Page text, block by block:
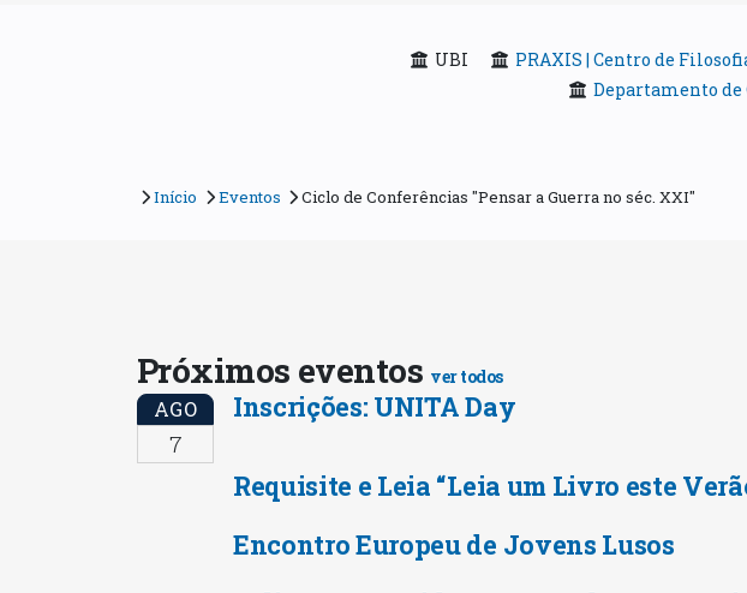
UBI PRAXIS | Centro de
Departamento
Início Eventos Ciclo de Conferências "Pensar a Guerra no séc. XXI"
Próximos eventos ver todos
AGO
7
Inscrições: UNITA Day
Requisite e Leia “Leia um Livro este
Encontro Europeu de Jovens Lusos